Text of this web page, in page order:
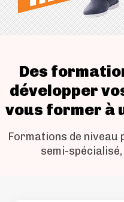
Des
développer
vous former à
Formations de niveau
semi-